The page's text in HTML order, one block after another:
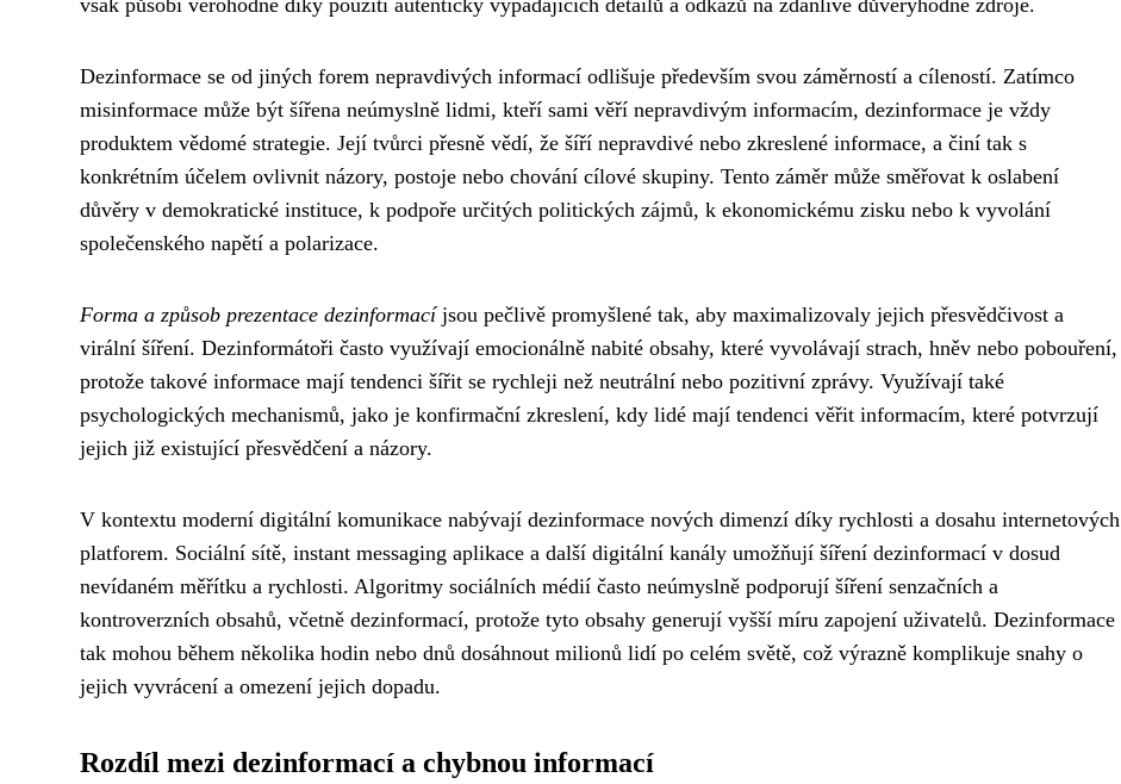
však působí věrohodně díky použití autenticky vypadajících detailů a odkazů na zdánlivě důvěryhodné zdroje.
Dezinformace se od jiných forem nepravdivých informací odlišuje především svou záměrností a cíleností. Zatímco
misinformace může být šířena neúmyslně lidmi, kteří sami věří nepravdivým informacím, dezinformace je vždy
produktem vědomé strategie. Její tvůrci přesně vědí, že šíří nepravdivé nebo zkreslené informace, a činí tak s
konkrétním účelem ovlivnit názory, postoje nebo chování cílové skupiny. Tento záměr může směřovat k oslabení
důvěry v demokratické instituce, k podpoře určitých politických zájmů, k ekonomickému zisku nebo k vyvolání
společenského napětí a polarizace.
Forma a způsob prezentace dezinformacíjsou pečlivě promyšlené tak, aby maximalizovaly jejich přesvědčivost a
virální šíření. Dezinformátoři často využívají emocionálně nabité obsahy, které vyvolávají strach, hněv nebo pobouření,
protože takové informace mají tendenci šířit se rychleji než neutrální nebo pozitivní zprávy. Využívají také
psychologických mechanismů, jako je konfirmační zkreslení, kdy lidé mají tendenci věřit informacím, které potvrzují
jejich již existující přesvědčení a názory.
V kontextu moderní digitální komunikace nabývají dezinformace nových dimenzí díky rychlosti a dosahu internetových
platforem. Sociální sítě, instant messaging aplikace a další digitální kanály umožňují šíření dezinformací v dosud
nevídaném měřítku a rychlosti. Algoritmy sociálních médií často neúmyslně podporují šíření senzačních a
kontroverzních obsahů, včetně dezinformací, protože tyto obsahy generují vyšší míru zapojení uživatelů. Dezinformace
tak mohou během několika hodin nebo dnů dosáhnout milionů lidí po celém světě, což výrazně komplikuje snahy o
jejich vyvrácení a omezení jejich dopadu.
Rozdíl mezi dezinformací a chybnou informací